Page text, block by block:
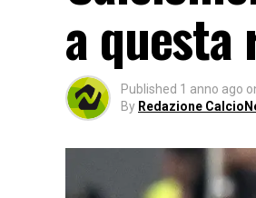
a
Published 1 anno ago
By Redazione